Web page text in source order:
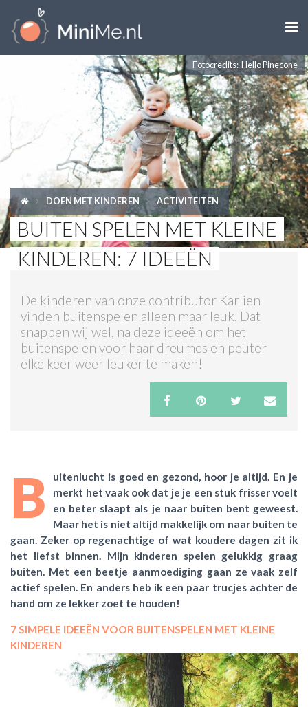

ZWANGER WORDEN
BABY
KIND
LIFESTYLE
SHOPS
ACTIES & KORTING
Fotocredits: Hello Pinecone
DOEN MET KINDEREN ACTIVITEITEN
BUITEN SPELEN MET KLEINE
KINDEREN: 7 IDEEËN
De kinderen van onze contributor Karlien
vinden buitenspelen alleen maar leuk. Dat
snappen wij wel, na deze ideeën om het
buitenspelen voor haar dreumes en peuter
elke keer weer leuker te maken!
B
uitenlucht is goed en gezond, hoor je altijd. En je
merkt het vaak ook dat je je een stuk frisser voelt
en beter slaapt als je naar buiten bent geweest.
Maar het is niet altijd makkelijk om naar buiten te
gaan. Zeker op regenachtige of wat koudere dagen zit ik
het liefst binnen. Mijn kinderen spelen gelukkig graag
buiten. Met een beetje aanmoediging gaan ze vaak zelf
actief spelen. En anders heb ik een paar trucjes achter de
hand om ze lekker zoet te houden!
7 SIMPELE IDEEËN VOOR BUITENSPELEN MET KLEINE
KINDEREN